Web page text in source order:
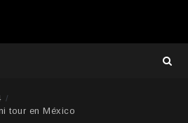
tour en México